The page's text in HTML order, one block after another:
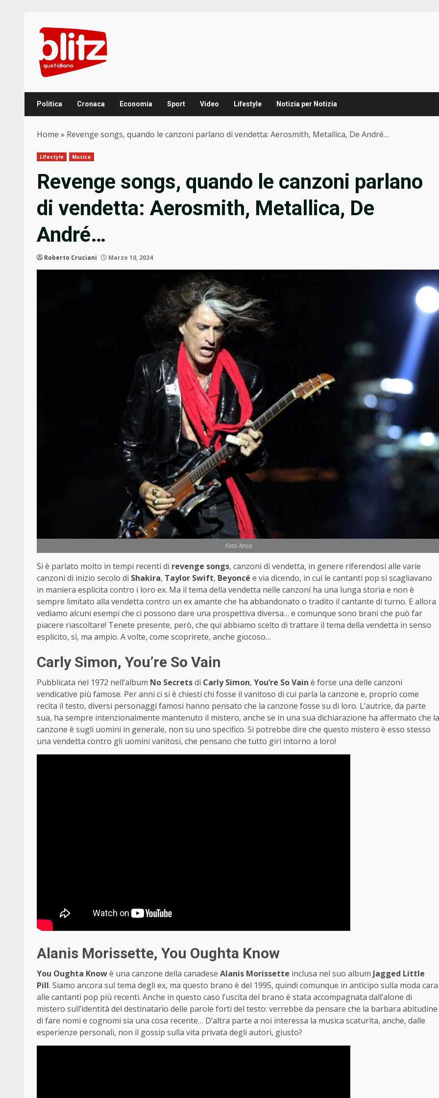
content
Politica Cronaca Economia Sport Video Lifestyle Notizia per Notizia
Home » Revenge songs, quando le canzoni parlano di vendetta: Aerosmith, Metallica, De André…
Lifestyle Musica
Revenge songs, quando le canzoni parlano
di vendetta: Aerosmith, Metallica, De
André…
Roberto Cruciani Marzo 10, 2024
Foto Ansa
Si è parlato molto in tempi recenti di revenge songs, canzoni di vendetta, in genere riferendosi alle varie
canzoni di inizio secolo di Shakira, Taylor Swift, Beyoncé e via dicendo, in cui le cantanti pop si scagliavano
in maniera esplicita contro i loro ex. Ma il tema della vendetta nelle canzoni ha una lunga storia e non è
sempre limitato alla vendetta contro un ex amante che ha abbandonato o tradito il cantante di turno. E allora
vediamo alcuni esempi che ci possono dare una prospettiva diversa… e comunque sono brani che può far
piacere riascoltare! Tenete presente, però, che qui abbiamo scelto di trattare il tema della vendetta in senso
esplicito, sì, ma ampio. A volte, come scoprirete, anche giocoso…
Carly Simon, You’re So Vain
Pubblicata nel 1972 nell’album No Secretsdi Carly Simon, You’re So Vain è forse una delle canzoni
vendicative più famose. Per anni ci si è chiesti chi fosse il vanitoso di cui parla la canzone e, proprio come
recita il testo, diversi personaggi famosi hanno pensato che la canzone fosse su di loro. L’autrice, da parte
sua, ha sempre intenzionalmente mantenuto il mistero, anche se in una sua dichiarazione ha affermato che la
canzone è sugli uomini in generale, non su uno specifico. Si potrebbe dire che questo mistero è esso stesso
una vendetta contro gli uomini vanitosi, che pensano che tutto giri intorno a loro!
Alanis Morissette, You Oughta Know
You Oughta Knowè una canzone della canadese Alanis Morissette inclusa nel suo album Jagged Little
Pill. Siamo ancora sul tema degli ex, ma questo brano è del 1995, quindi comunque in anticipo sulla moda cara
alle cantanti pop più recenti. Anche in questo caso l’uscita del brano è stata accompagnata dall’alone di
mistero sull’identità del destinatario delle parole forti del testo: verrebbe da pensare che la barbara abitudine
di fare nomi e cognomi sia una cosa recente… D’altra parte a noi interessa la musica scaturita, anche, dalle
esperienze personali, non il gossip sulla vita privata degli autori, giusto?